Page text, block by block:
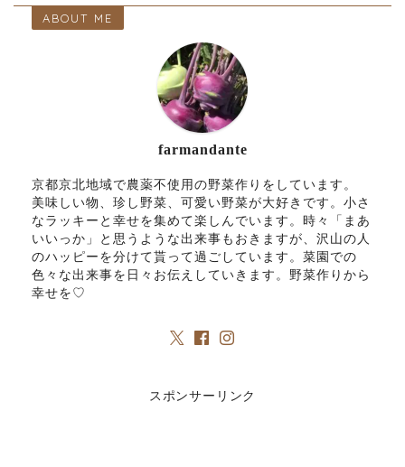
ABOUT ME
farmandante
京都京北地域で農薬不使用の野菜作りをしています。
美味しい物、珍し野菜、可愛い野菜が大好きです。小さ
なラッキーと幸せを集めて楽しんでいます。時々「まあ
いいっか」と思うような出来事もおきますが、沢山の人
のハッピーを分けて貰って過ごしています。菜園での
色々な出来事を日々お伝えしていきます。野菜作りから
幸せを♡
スポンサーリンク